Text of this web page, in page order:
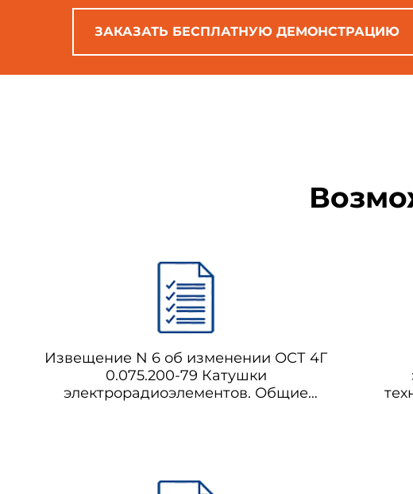
ЗАКАЗАТЬ БЕСПЛАТНУЮ ДЕМОНСТРАЦИЮ
Извещение N 6 об изменении ОСТ 4Г
0.075.200-79 Катушки
электрорадиоэлементов. Общие